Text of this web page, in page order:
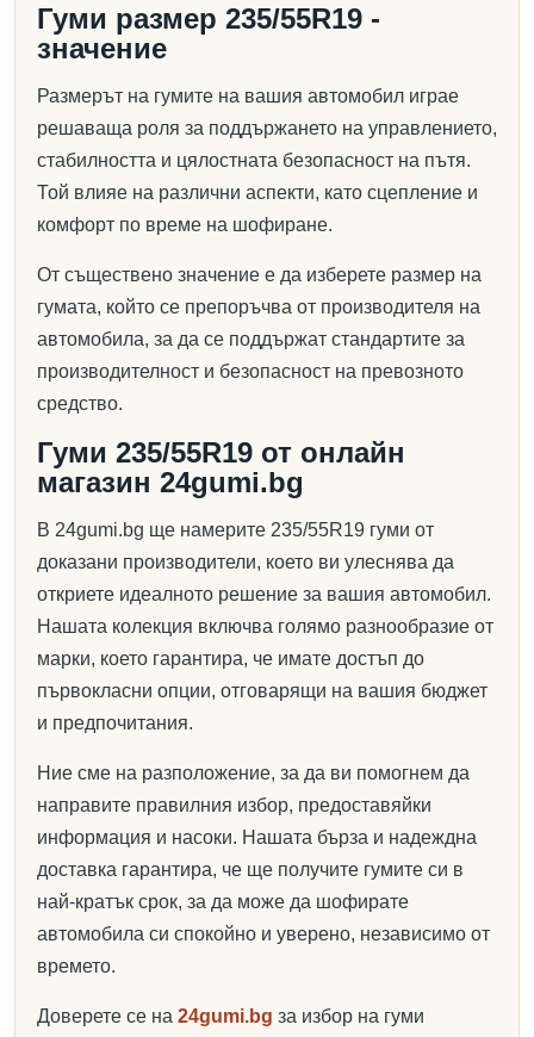
Гуми размер 235/55R19 -
значение
Размерът на гумите на вашия автомобил играе
решаваща роля за поддържането на управлението,
стабилността и цялостната безопасност на пътя.
Той влияе на различни аспекти, като сцепление и
комфорт по време на шофиране.
От съществено значение е да изберете размер на
гумата, който се препоръчва от производителя на
автомобила, за да се поддържат стандартите за
производителност и безопасност на превозното
средство.
Гуми 235/55R19 от онлайн
магазин 24gumi.bg
В 24gumi.bg ще намерите 235/55R19 гуми от
доказани производители, което ви улеснява да
откриете идеалното решение за вашия автомобил.
Нашата колекция включва голямо разнообразие от
марки, което гарантира, че имате достъп до
първокласни опции, отговарящи на вашия бюджет
и предпочитания.
Ние сме на разположение, за да ви помогнем да
направите правилния избор, предоставяйки
информация и насоки. Нашата бърза и надеждна
доставка гарантира, че ще получите гумите си в
най-кратък срок, за да може да шофирате
автомобила си спокойно и уверено, независимо от
времето.
Доверете се на 24gumi.bg за избор на гуми